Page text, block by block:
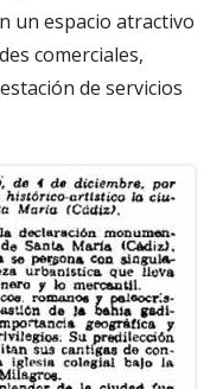
un espacio atractivo
comerciales,
de servicios